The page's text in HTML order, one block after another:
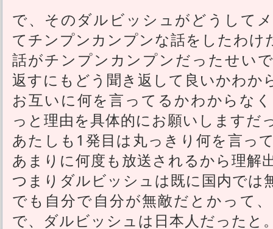
で、そのダルビッシュがどうして
てチンプンカンプンな話をしたわけ
話がチンプンカンプンだったせい
返すにもどう聞き返して良いかわか
お互いに何を言ってるかわからな
っと理由を具体的にお願いしますだ
あたしも1発目は丸っきり何を言っ
あまりに何度も放送されるから理解
つまりダルビッシュは既に国内では
でも自分で自分が無敵だとかって
で、ダルビッシュは日本人だったと